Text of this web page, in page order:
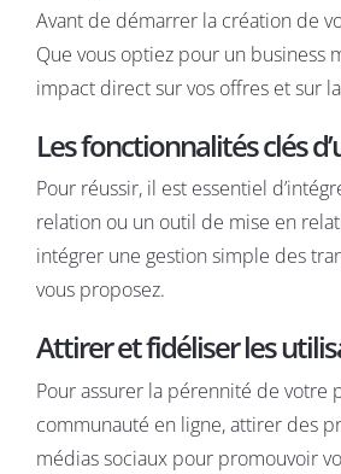
Avant de démarrer la création de
Que vous optiez pour un business
impact direct sur vos offres et sur
Les fonctionnalités clés
Pour réussir, il est essentiel
relation ou un outil de mise en
intégrer une gestion simple des
vous proposez.
Attirer et fidéliser les
Pour assurer la pérennité de
communauté en ligne, attirer des
médias sociaux pour promouvoir